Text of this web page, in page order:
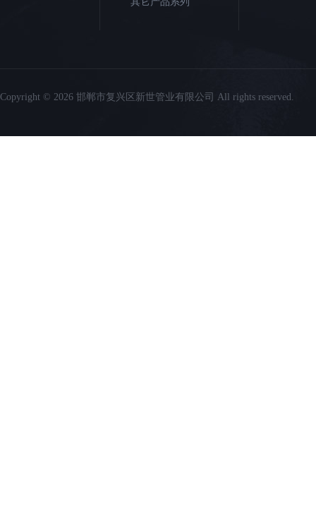
Copyright © 2026 邯郸市复兴区新世管业有限公司 All rights reserved.